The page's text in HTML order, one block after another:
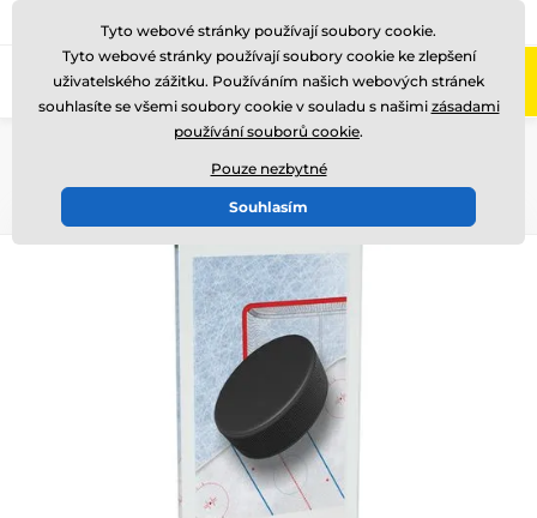
Zavolejte nám (Po-Pá 8-17)
Tyto webové stránky používají soubory cookie.
Tyto webové stránky používají soubory cookie ke zlepšení
uživatelského zážitku. Používáním našich webových stránek
souhlasíte se všemi soubory cookie v souladu s našimi zásadami
používání souborů cookie.
Pouze nezbytné
Souhlasím